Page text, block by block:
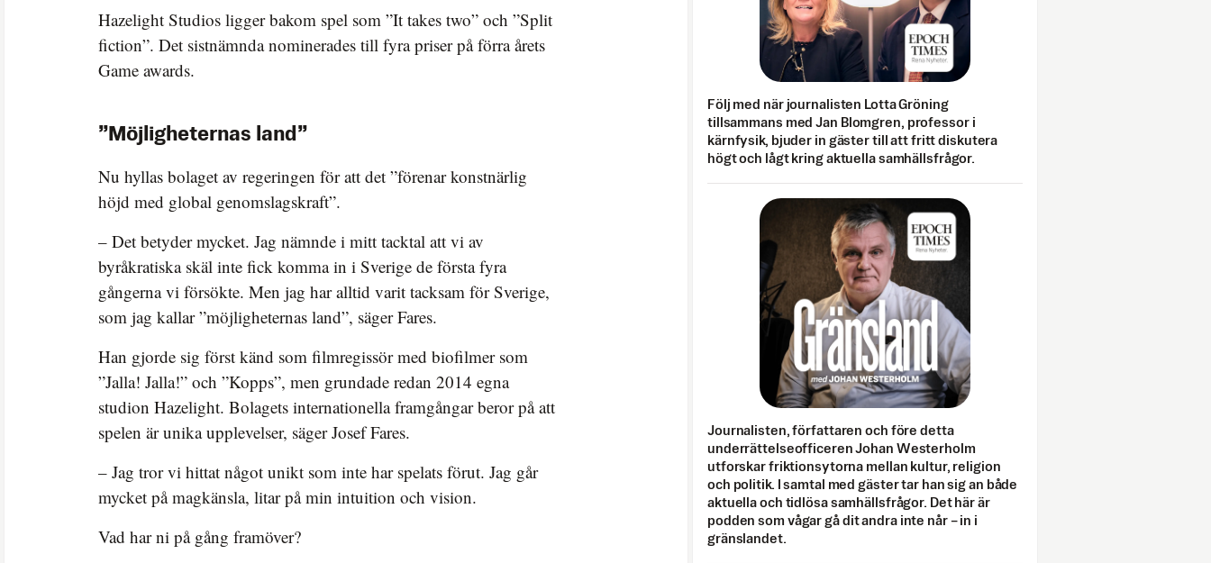
Hazelight Studios ligger bakom spel som ”It takes two” och ”Split
fiction”. Det sistnämnda nominerades till fyra priser på förra årets
Game awards.
”Möjligheternas land”
Nu hyllas bolaget av regeringen för att det ”förenar konstnärlig
höjd med global genomslagskraft”.
– Det betyder mycket. Jag nämnde i mitt tacktal att vi av
byråkratiska skäl inte fick komma in i Sverige de första fyra
gångerna vi försökte. Men jag har alltid varit tacksam för Sverige,
som jag kallar ”möjligheternas land”, säger Fares.
Han gjorde sig först känd som filmregissör med biofilmer som
”Jalla! Jalla!” och ”Kopps”, men grundade redan 2014 egna
studion Hazelight. Bolagets internationella framgångar beror på att
spelen är unika upplevelser, säger Josef Fares.
– Jag tror vi hittat något unikt som inte har spelats förut. Jag går
mycket på magkänsla, litar på min intuition och vision.
Vad har ni på gång framöver?
Följ med när journalisten Lotta Gröning
tillsammans med Jan Blomgren, professor i
kärnfysik, bjuder in gäster till att fritt diskutera
högt och lågt kring aktuella samhällsfrågor.
Journalisten, författaren och före detta
underrättelseofficeren Johan Westerholm
utforskar friktionsytorna mellan kultur, religion
och politik. I samtal med gäster tar han sig an både
aktuella och tidlösa samhällsfrågor. Det här är
podden som vågar gå dit andra inte når – in i
gränslandet.